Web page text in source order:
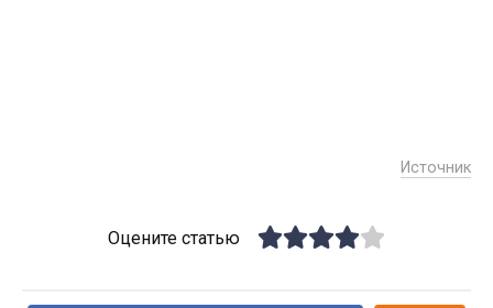
Источник
Оцените статью